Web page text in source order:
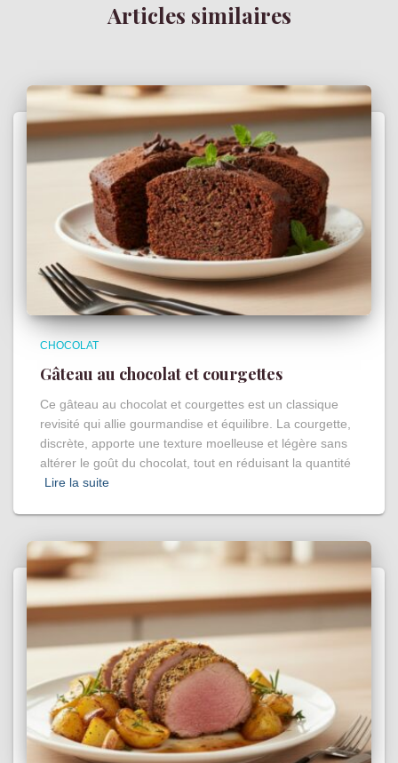
Articles similaires
CHOCOLAT
Gâteau au chocolat et courgettes
Ce gâteau au chocolat et courgettes est un classique
revisité qui allie gourmandise et équilibre. La courgette,
discrète, apporte une texture moelleuse et légère sans
altérer le goût du chocolat, tout en réduisant la quantité
Lire la suite